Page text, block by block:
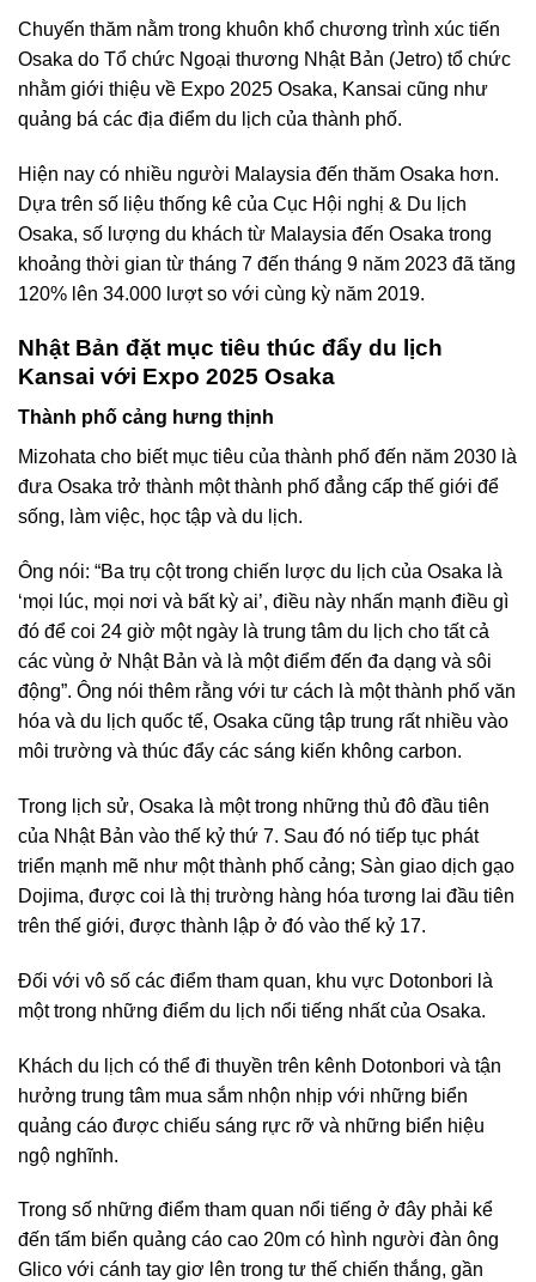
Chuyến thăm nằm trong khuôn khổ chương trình xúc tiến
Osaka do Tổ chức Ngoại thương Nhật Bản (Jetro) tổ chức
nhằm giới thiệu về Expo 2025 Osaka, Kansai cũng như
quảng bá các địa điểm du lịch của thành phố.
Hiện nay có nhiều người Malaysia đến thăm Osaka hơn.
Dựa trên số liệu thống kê của Cục Hội nghị & Du lịch
Osaka, số lượng du khách từ Malaysia đến Osaka trong
khoảng thời gian từ tháng 7 đến tháng 9 năm 2023 đã tăng
120% lên 34.000 lượt so với cùng kỳ năm 2019.
Nhật Bản đặt mục tiêu thúc đẩy du lịch
Kansai với Expo 2025 Osaka
Thành phố cảng hưng thịnh
Mizohata cho biết mục tiêu của thành phố đến năm 2030 là
đưa Osaka trở thành một thành phố đẳng cấp thế giới để
sống, làm việc, học tập và du lịch.
Ông nói: “Ba trụ cột trong chiến lược du lịch của Osaka là
‘mọi lúc, mọi nơi và bất kỳ ai’, điều này nhấn mạnh điều gì
đó để coi 24 giờ một ngày là trung tâm du lịch cho tất cả
các vùng ở Nhật Bản và là một điểm đến đa dạng và sôi
động”. Ông nói thêm rằng với tư cách là một thành phố văn
hóa và du lịch quốc tế, Osaka cũng tập trung rất nhiều vào
môi trường và thúc đẩy các sáng kiến không carbon.
Trong lịch sử, Osaka là một trong những thủ đô đầu tiên
của Nhật Bản vào thế kỷ thứ 7. Sau đó nó tiếp tục phát
triển mạnh mẽ như một thành phố cảng; Sàn giao dịch gạo
Dojima, được coi là thị trường hàng hóa tương lai đầu tiên
trên thế giới, được thành lập ở đó vào thế kỷ 17.
Đối với vô số các điểm tham quan, khu vực Dotonbori là
một trong những điểm du lịch nổi tiếng nhất của Osaka.
Khách du lịch có thể đi thuyền trên kênh Dotonbori và tận
hưởng trung tâm mua sắm nhộn nhịp với những biển
quảng cáo được chiếu sáng rực rỡ và những biển hiệu
ngộ nghĩnh.
Trong số những điểm tham quan nổi tiếng ở đây phải kể
đến tấm biển quảng cáo cao 20m có hình người đàn ông
Glico với cánh tay giơ lên trong tư thế chiến thắng, gần